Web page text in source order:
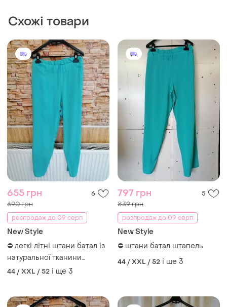
Схожі товари
655 грн 6
690 грн
розпродаж до 09 серп
New Style
⛔ легкі літні штани батал із
натуральної тканини
штапель тільки бузок у
наявності рр 56
44 / XXL / 52 і ще 3
797 грн 5
839 грн
розпродаж до 09 серп
New Style
⛔ штани батал штапель
44 / XXL / 52 і ще 3